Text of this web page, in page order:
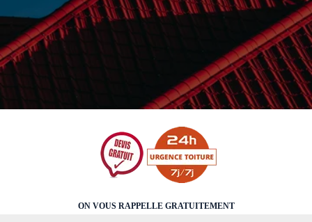
ON VOUS RAPPELLE GRATUITEMENT